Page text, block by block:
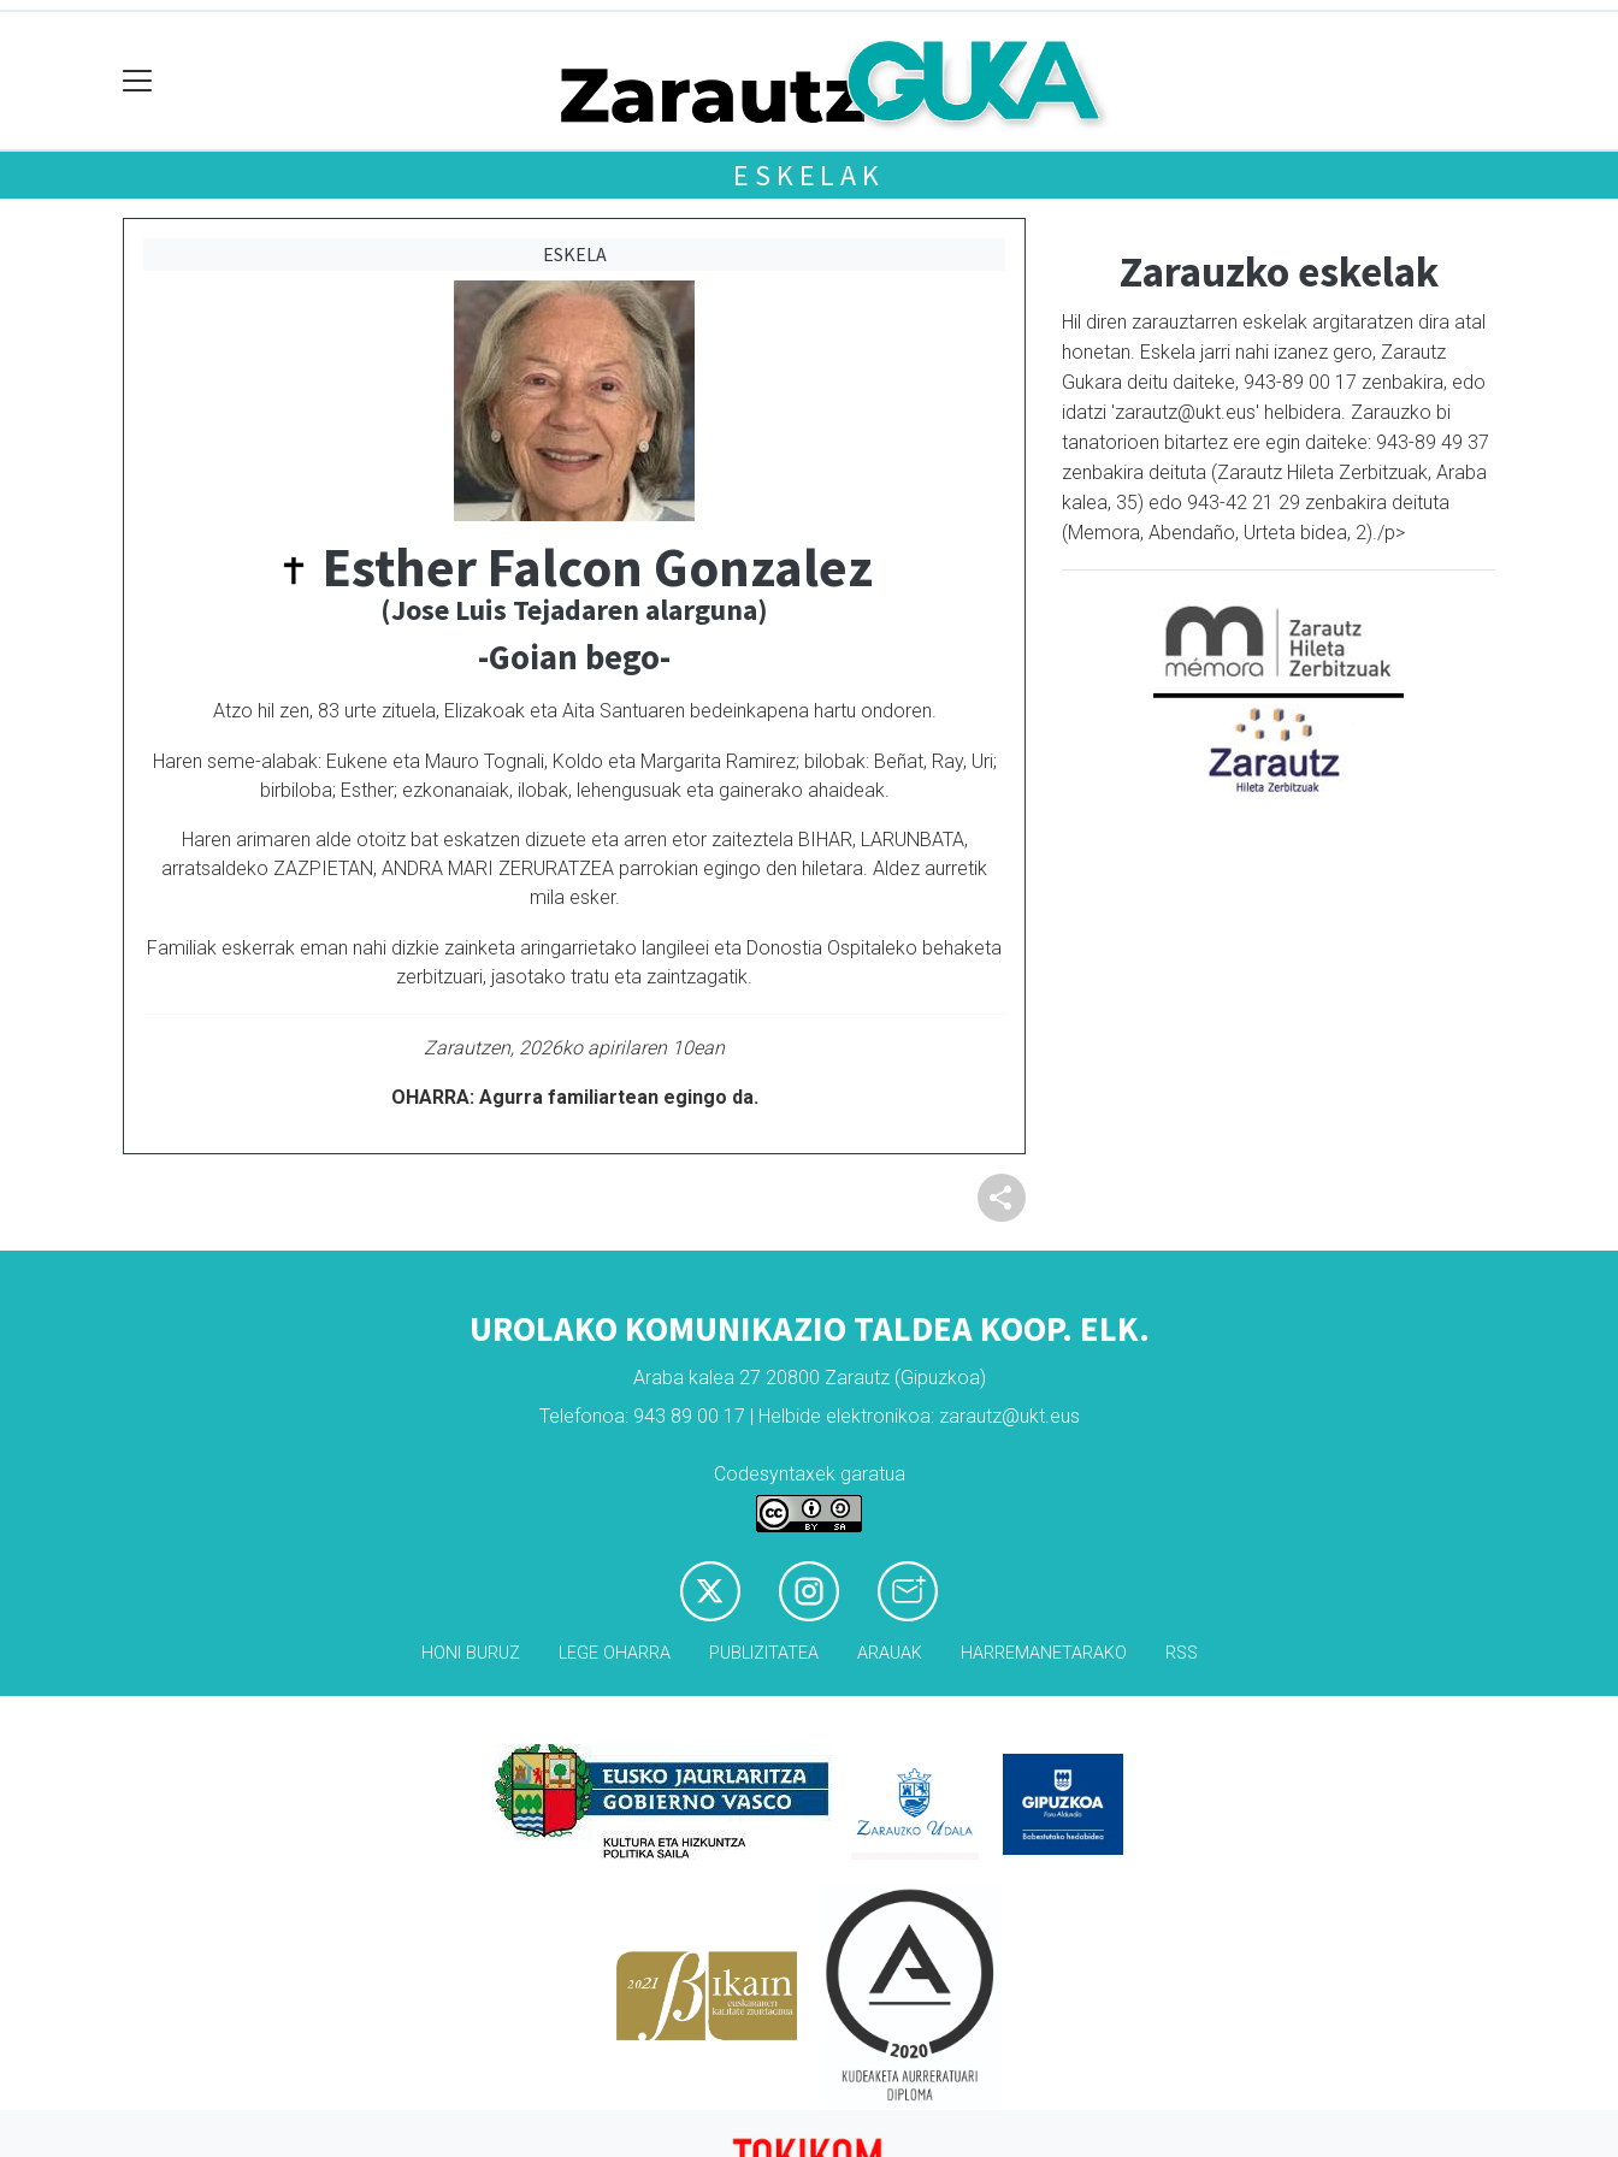
ESKELAK
ESKELA
Esther Falcon Gonzalez
(Jose Luis Tejadaren alarguna)
-Goian bego-
Atzo hil zen, 83 urte zituela, Elizakoak eta Aita Santuaren bedeinkapena hartu ondoren.
Haren seme-alabak: Eukene eta Mauro Tognali, Koldo eta Margarita Ramirez; bilobak: Beñat, Ray, Uri;
birbiloba; Esther; ezkonanaiak, ilobak, lehengusuak eta gainerako ahaideak.
Haren arimaren alde otoitz bat eskatzen dizuete eta arren etor zaiteztela BIHAR, LARUNBATA,
arratsaldeko ZAZPIETAN, ANDRA MARI ZERURATZEA parrokian egingo den hiletara. Aldez aurretik
mila esker.
Familiak eskerrak eman nahi dizkie zainketa aringarrietako langileei eta Donostia Ospitaleko behaketa
zerbitzuari, jasotako tratu eta zaintzagatik.
Zarautzen, 2026ko apirilaren 10ean
OHARRA: Agurra familiartean egingo da.
Zarauzko eskelak
Hil diren zarauztarren eskelak argitaratzen dira atal
honetan. Eskela jarri nahi izanez gero, Zarautz
Gukara deitu daiteke, 943-89 00 17 zenbakira, edo
idatzi 'zarautz@ukt.eus' helbidera. Zarauzko bi
tanatorioen bitartez ere egin daiteke: 943-89 49 37
zenbakira deituta (Zarautz Hileta Zerbitzuak, Araba
kalea, 35) edo 943-42 21 29 zenbakira deituta
(Memora, Abendaño, Urteta bidea, 2)./p>
UROLAKO KOMUNIKAZIO TALDEA KOOP. ELK.
Araba kalea 27 20800 Zarautz (Gipuzkoa)
Telefonoa: 943 89 00 17 | Helbide elektronikoa: zarautz@ukt.eus
Codesyntaxek garatua
HONI BURUZ LEGE OHARRA PUBLIZITATEA ARAUAK HARREMANETARAKO RSS